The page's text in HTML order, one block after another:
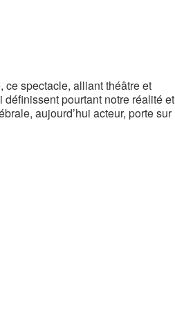
spectacle, alliant théâtre et
pourtant notre réalité et
aujourd’hui acteur, porte sur